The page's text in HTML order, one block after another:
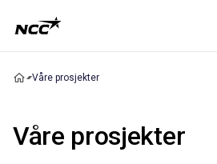
Våre prosjekter
Våre prosjekter